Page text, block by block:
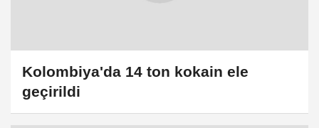
Kolombiya'da 14 ton kokain ele
geçirildi